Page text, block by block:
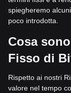
spiegheremo
poco introdotta.
Cosa
Fisso di
Rispetto ai nostri
valore nel tempo